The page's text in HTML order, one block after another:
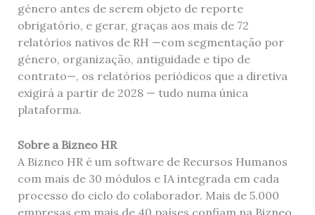
género antes de serem objeto de reporte
obrigatório, e gerar, graças aos mais de 72
relatórios nativos de RH —com segmentação por
género, organização, antiguidade e tipo de
contrato—, os relatórios periódicos que a diretiva
exigirá a partir de 2028 — tudo numa única
plataforma.
Sobre a Bizneo HR
A Bizneo HR é um software de Recursos Humanos
com mais de 30 módulos e IA integrada em cada
processo do ciclo do colaborador. Mais de 5.000
empresas em mais de 40 países confiam na Bizneo